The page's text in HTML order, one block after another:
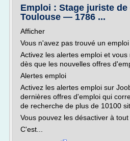
Emploi : Stage juriste
Toulouse — 1786 ...
Afficher
Vous n'avez pas trouvé un
Activez les alertes emploi et
dès que les nouvelles offres
Alertes emploi
Activez les alertes emploi sur
dernières offres d'emploi qui
de recherche de plus de 10100
Vous pouvez les désactiver à
C'est...